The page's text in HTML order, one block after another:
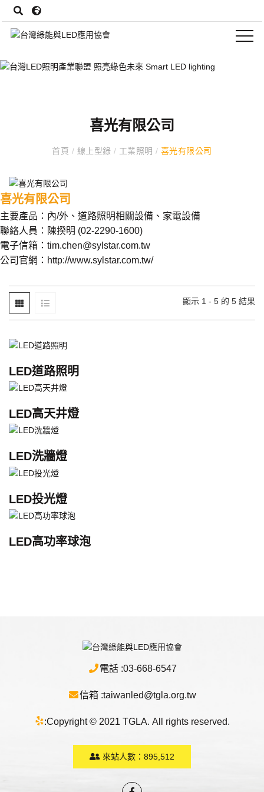
喜光有限公司
首頁 / 線上型錄 / 工業照明/ 喜光有限公司
喜光有限公司
主要產品：內/外、道路照明相關設備、家電設備
聯絡人員：陳揆明 (02-2290-1600)
電子信箱： tim.chen@sylstar.com.tw
公司官網： http://www.sylstar.com.tw/
顯示 1 - 5 的 5 結果
LED道路照明
LED高天井燈
LED洗牆燈
LED投光燈
LED高功率球泡
電話 :03-668-6547
信箱 :taiwanled@tgla.org.tw
:Copyright © 2021 TGLA. All rights reserved.
來站人數： 895,512